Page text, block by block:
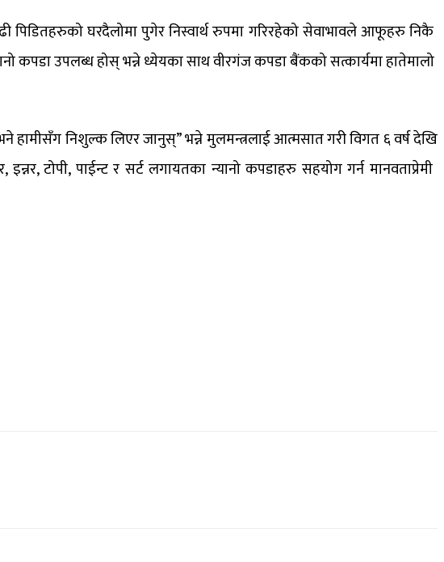
घरदैलोमा पुगेर निस्वार्थ ​रुपमा गरिरहेको सेवाभावले आफूहरु निकै
कपडा उपलब्ध ​होस् भन्ने ध्येयका साथ वीर​गंज कपडा बैंकको सत्कार्यमा हातेमालो
निशुल्क लिएर जानुस्” भन्ने मुलमन्त्रलाई आत्मसात गरी विगत ६ वर्ष देखि
​टोपी,​ पाईन्ट ​र सर्ट लगायतका न्यानो कपडाहरु सहयोग गर्न मानवताप्रेमी